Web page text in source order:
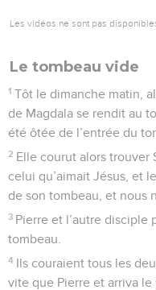
Les vidéos ne sont pas
Le tombeau vide
1 Tôt le dimanche matin,
de Magdala se rendit au
été ôtée de l’entrée du
2 Elle courut alors trouver
celui qu’aimait Jésus, et
de son tombeau, et nous
3 Pierre et l’autre disciple
tombeau.
4 Ils couraient tous les
vite que Pierre et arriva le